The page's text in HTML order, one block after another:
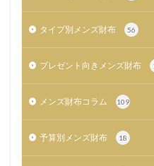
タイプ別メンズ財布 56
プレゼント向きメンズ財布
メンズ財布コラム 109
予算別メンズ財布 18